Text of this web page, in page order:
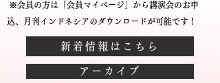
新着情報はこちら
アーカイブ
※会員の方は「会員マイページ」から講演会のお申
込、月刊インドネシアのダウンロードが可能です！